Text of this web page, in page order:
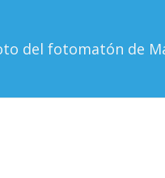
del fotomatón de